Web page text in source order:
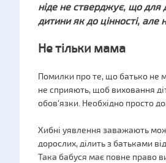
ніде не стверджує, що для
дитини як до цінності,
Не тільки мама
Помилки про те, що батько не
не сприяють, щоб виховання
обов'язки. Необхідно просто
Хибні уявлення заважають
дорослих, ділить з батьками
Така бабуся має повне право